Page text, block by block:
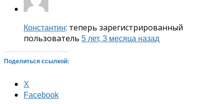
Константин: теперь зарегистрированный
пользователь 5 лет, 3 месяца назад
Поделиться ссылкой:
X
Facebook